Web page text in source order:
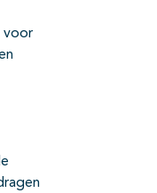
voor